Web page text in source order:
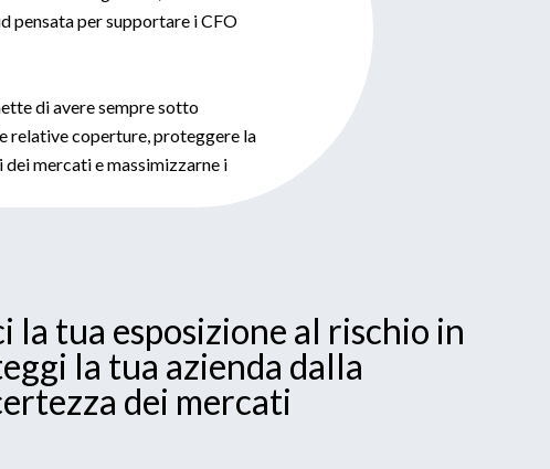
pensata per supportare i CFO
di avere sempre sotto
relative coperture, proteggere la
mercati e massimizzarne i
la tua esposizione al rischio in
la tua azienda dalla
dei mercati